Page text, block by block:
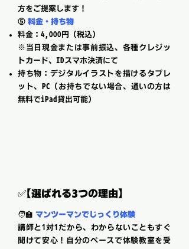
方をご提案します！
⑤ 料金・持ち物
料金：4,000円（税込）
※当日現金または事前振込、各種クレジッ
トカード、IDスマホ決済にて
持ち物：デジタルイラストを描けるタブレ
ット、PC（お持ちでない場合、通いの方は
無料でiPad貸出可能）
✅【選ばれる3つの理由】
🧑‍🏫 マンツーマンでじっくり体験
講師と1対1だから、わからないこともすぐ
聞けて安心！自分のペースで体験教室を受